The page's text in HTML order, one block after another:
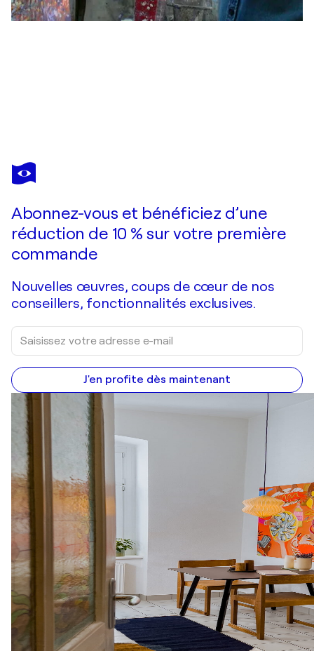
MARIUSZ KALDOWSKI
Garden Whispers
Abonnez-vous et bénéficiez d’une
réduction de 10 % sur votre première
commande
Nouvelles œuvres, coups de cœur de nos
conseillers, fonctionnalités exclusives.
J'en profite dès maintenant